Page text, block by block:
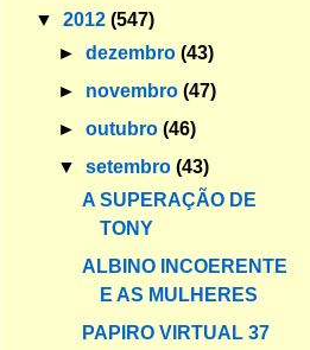
▼ 2012 (547)
►dezembro(43)
► novembro(47)
►outubro(46)
▼setembro(43)
A SUPERAÇÃO DE
TONY
ALBINO INCOERENTE
E AS MULHERES
PAPIRO VIRTUAL 37